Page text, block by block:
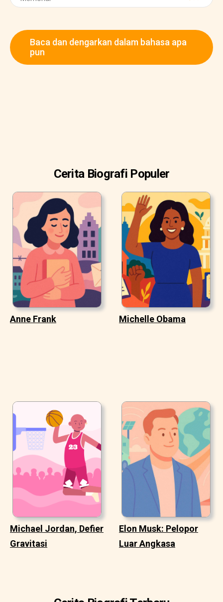
Baca dan dengarkan dalam bahasa apa
pun
Cerita Biografi Populer
Anne Frank Michelle Obama
Michael Jordan, Defier
Gravitasi
Elon Musk: Pelopor
Luar Angkasa